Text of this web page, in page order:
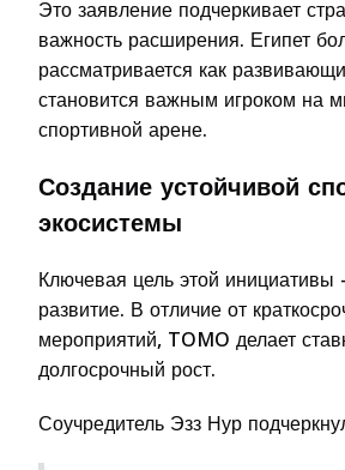
Это заявление подчеркивает
важность расширения. Египет
рассматривается как
становится важным игроком на
спортивной арене.
Создание устойчивой
экосистемы
Ключевая цель этой
развитие. В отличие от
мероприятий, TOMO делает
долгосрочный рост.
Соучредитель Эзз Нур